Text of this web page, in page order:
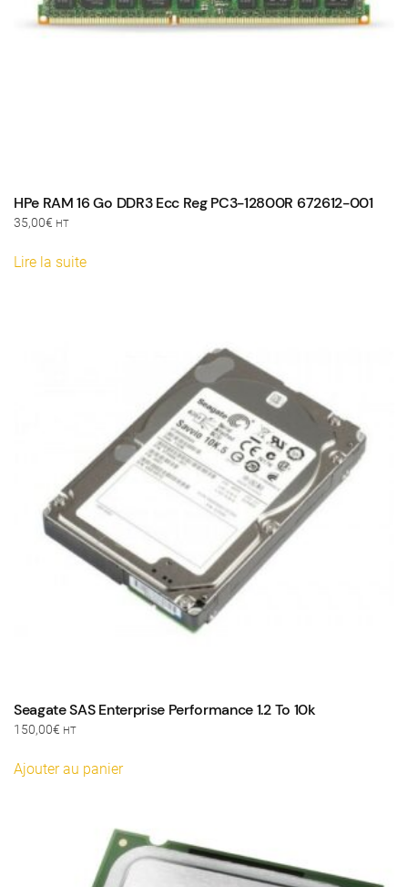
HPe RAM 16 Go DDR3 Ecc Reg PC3-12800R 672612-001
35,00€ HT
Lire la suite
Seagate SAS Enterprise Performance 1.2 To 10k
150,00€ HT
Ajouter au panier